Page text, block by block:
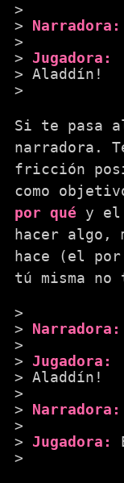
Narradora:
Jugadora:
Aladdín!
Si te pasa
narradora.
fricción
como
por qué y el
hacer algo,
hace (el
tú misma
Narradora:
Jugadora:
Aladdín!
Narradora:
Jugadora: